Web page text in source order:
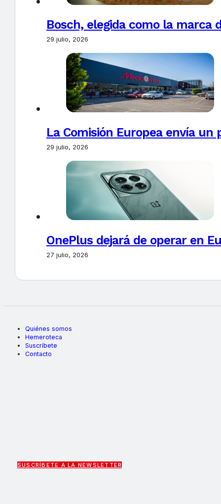
Bosch, elegida como la marca
29 julio, 2026
La Comisión Europea envía un
29 julio, 2026
OnePlus dejará de operar en
27 julio, 2026
Quiénes somos
Hemeroteca
Suscríbete
Contacto
SUSCRÍBETE A LA NEWSLETTER